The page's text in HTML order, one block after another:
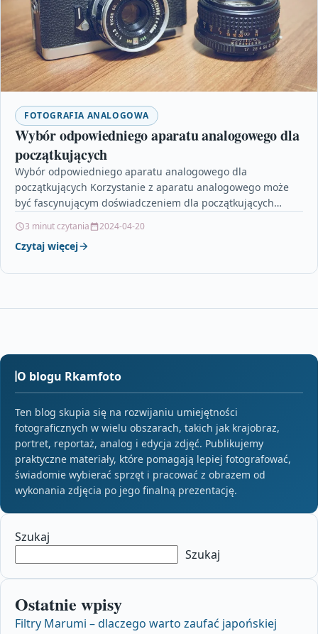
FOTOGRAFIA ANALOGOWA
Wybór odpowiedniego aparatu analogowego dla
początkujących
Wybór odpowiedniego aparatu analogowego dla
początkujących Korzystanie z aparatu analogowego może
być fascynującym doświadczeniem dla początkujących
trudny,…
3 minut czytania 2024-04-20
Czytaj więcej
O blogu Rkamfoto
Ten blog skupia się na rozwijaniu umiejętności
fotograficznych w wielu obszarach, takich jak krajobraz,
portret, reportaż, analog i edycja zdjęć. Publikujemy
praktyczne materiały, które pomagają lepiej fotografować,
świadomie wybierać sprzęt i pracować z obrazem od
wykonania zdjęcia po jego finalną prezentację.
Szukaj
Szukaj
Ostatnie wpisy
Filtry Marumi – dlaczego warto zaufać japońskiej